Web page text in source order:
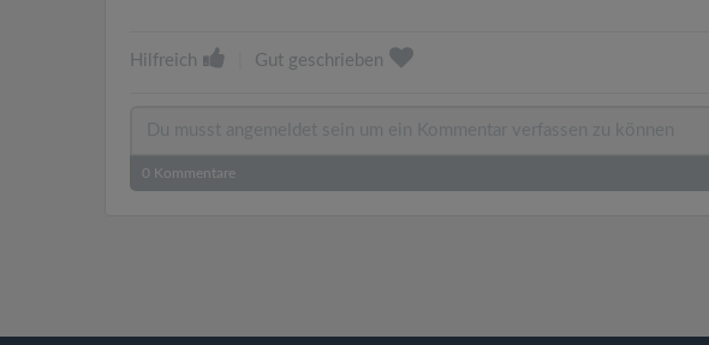
Hilfreich Gut geschrieben
0 Kommentare